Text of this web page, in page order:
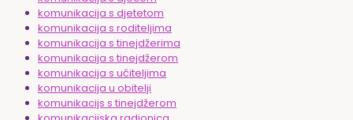
komunikacija s djetetom
komunikacija s roditeljima
komunikacija s tinejdžerima
komunikacija s tinejdžerom
komunikacija s učiteljima
komunikacija u obitelji
komunikacijs s tinejdžerom